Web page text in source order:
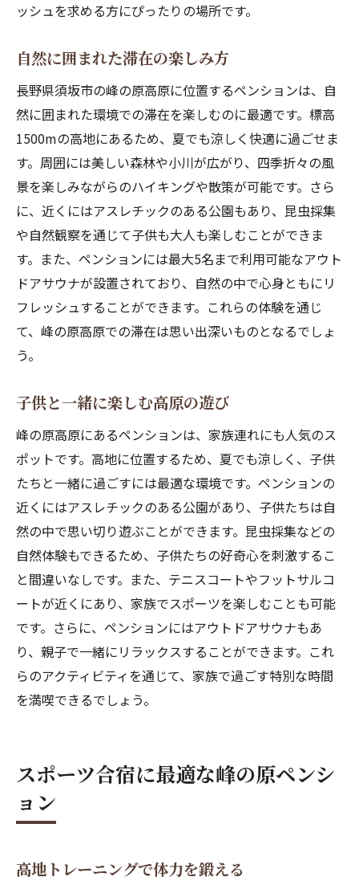
ッシュを求める方にぴったりの場所です。
自然に囲まれた滞在の楽しみ方
長野県須坂市の峰の原高原に位置するペンションは、自
然に囲まれた環境での滞在を楽しむのに最適です。標高
1500mの高地にあるため、夏でも涼しく快適に過ごせま
す。周囲には美しい森林や小川が広がり、四季折々の風
景を楽しみながらのハイキングや散策が可能です。さら
に、近くにはアスレチックのある公園もあり、昆虫採集
や自然観察を通じて子供も大人も楽しむことができま
す。また、ペンションには最大5名まで利用可能なアウト
ドアサウナが設置されており、自然の中で心身ともにリ
フレッシュすることができます。これらの体験を通じ
て、峰の原高原での滞在は思い出深いものとなるでしょ
う。
子供と一緒に楽しむ高原の遊び
峰の原高原にあるペンションは、家族連れにも人気のス
ポットです。高地に位置するため、夏でも涼しく、子供
たちと一緒に過ごすには最適な環境です。ペンションの
近くにはアスレチックのある公園があり、子供たちは自
然の中で思い切り遊ぶことができます。昆虫採集などの
自然体験もできるため、子供たちの好奇心を刺激するこ
と間違いなしです。また、テニスコートやフットサルコ
ートが近くにあり、家族でスポーツを楽しむことも可能
です。さらに、ペンションにはアウトドアサウナもあ
り、親子で一緒にリラックスすることができます。これ
らのアクティビティを通じて、家族で過ごす特別な時間
を満喫できるでしょう。
スポーツ合宿に最適な峰の原ペンシ
ョン
高地トレーニングで体力を鍛える